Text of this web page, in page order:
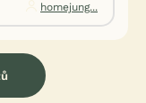
homejung...